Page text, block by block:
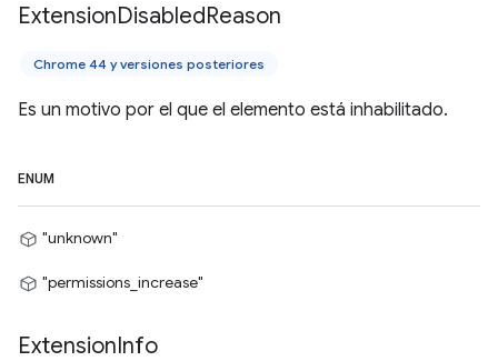
ExtensionDisabledReason
Chrome 44 y versiones posteriores
Es un motivo por el que el elemento está inhabilitado.
ENUM
"unknown"
"permissions_increase"
ExtensionInfo